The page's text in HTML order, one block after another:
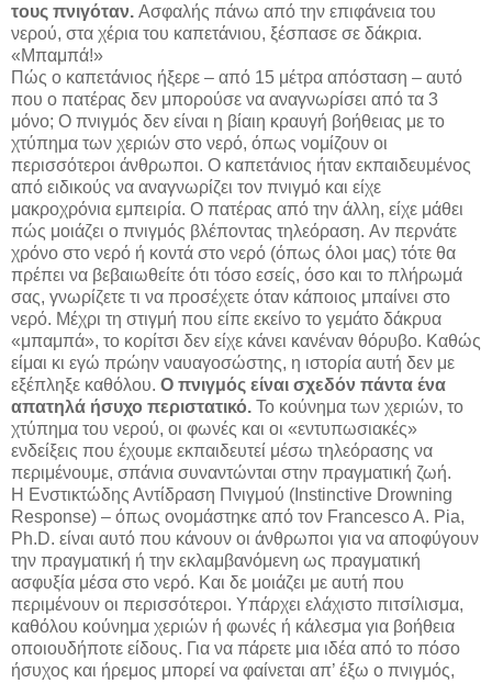
τους πνιγόταν. Ασφαλής πάνω από την επιφάνεια του
νερού, στα χέρια του καπετάνιου, ξέσπασε σε δάκρια.
«Μπαμπά!»
Πώς ο καπετάνιος ήξερε – από 15 μέτρα απόσταση – αυτό
που ο πατέρας δεν μπορούσε να αναγνωρίσει από τα 3
μόνο; Ο πνιγμός δεν είναι η βίαιη κραυγή βοήθειας με το
χτύπημα των χεριών στο νερό, όπως νομίζουν οι
περισσότεροι άνθρωποι. Ο καπετάνιος ήταν εκπαιδευμένος
από ειδικούς να αναγνωρίζει τον πνιγμό και είχε
μακροχρόνια εμπειρία. Ο πατέρας από την άλλη, είχε μάθει
πώς μοιάζει ο πνιγμός βλέποντας τηλεόραση. Αν περνάτε
χρόνο στο νερό ή κοντά στο νερό (όπως όλοι μας) τότε θα
πρέπει να βεβαιωθείτε ότι τόσο εσείς, όσο και το πλήρωμά
σας, γνωρίζετε τι να προσέχετε όταν κάποιος μπαίνει στο
νερό. Μέχρι τη στιγμή που είπε εκείνο το γεμάτο δάκρυα
«μπαμπά», το κορίτσι δεν είχε κάνει κανέναν θόρυβο. Καθώς
είμαι κι εγώ πρώην ναυαγοσώστης, η ιστορία αυτή δεν με
εξέπληξε καθόλου. Ο πνιγμός είναι σχεδόν πάντα ένα
απατηλά ήσυχο περιστατικό. Το κούνημα των χεριών, το
χτύπημα του νερού, οι φωνές και οι «εντυπωσιακές»
ενδείξεις που έχουμε εκπαιδευτεί μέσω τηλεόρασης να
περιμένουμε, σπάνια συναντώνται στην πραγματική ζωή.
Η Ενστικτώδης Αντίδραση Πνιγμού (Instinctive Drowning
Response) – όπως ονομάστηκε από τον Francesco A. Pia,
Ph.D. είναι αυτό που κάνουν οι άνθρωποι για να αποφύγουν
την πραγματική ή την εκλαμβανόμενη ως πραγματική
ασφυξία μέσα στο νερό. Και δε μοιάζει με αυτή που
περιμένουν οι περισσότεροι. Υπάρχει ελάχιστο πιτσίλισμα,
καθόλου κούνημα χεριών ή φωνές ή κάλεσμα για βοήθεια
οποιουδήποτε είδους. Για να πάρετε μια ιδέα από το πόσο
ήσυχος και ήρεμος μπορεί να φαίνεται απ’ έξω ο πνιγμός,